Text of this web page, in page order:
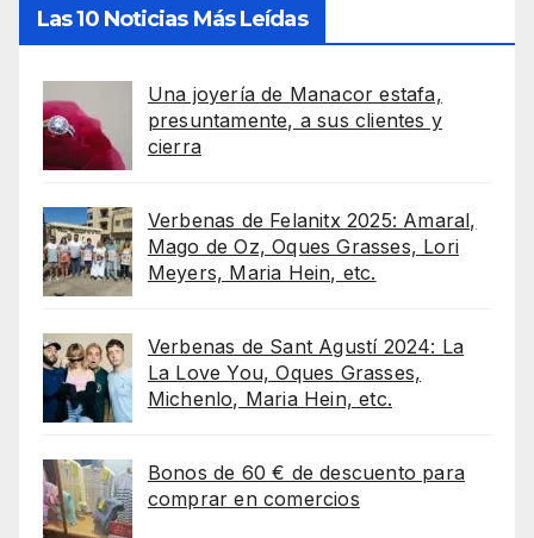
Las 10 Noticias Más Leídas
Una joyería de Manacor estafa,
presuntamente, a sus clientes y
cierra
Verbenas de Felanitx 2025: Amaral,
Mago de Oz, Oques Grasses, Lori
Meyers, Maria Hein, etc.
Verbenas de Sant Agustí 2024: La
La Love You, Oques Grasses,
Michenlo, Maria Hein, etc.
Bonos de 60 € de descuento para
comprar en comercios